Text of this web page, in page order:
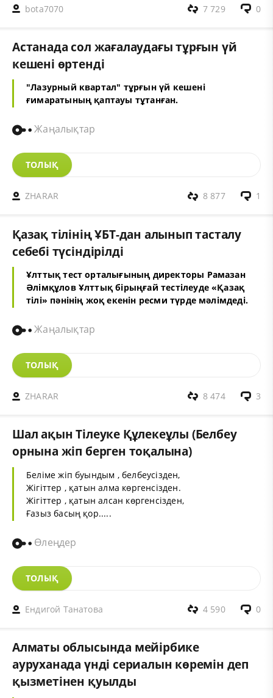
bota7070 0
7 729
Астанада сол жағалаудағы тұрғын үй
кешені өртенді
"Лазурный квартал" тұрғын үй кешені
ғимаратының қаптауы тұтанған.
Жаңалықтар
ТОЛЫҚ
ZHARAR 1
8 877
Қазақ тілінің ҰБТ-дан алынып тасталу
себебі түсіндірілді
Ұлттық тест орталығының директоры Рамазан
Әлімқұлов Ұлттық бірыңғай тестілеуде «Қазақ
тілі» пәнінің жоқ екенін ресми түрде мәлімдеді.
Жаңалықтар
ТОЛЫҚ
ZHARAR 3
8 474
Шал ақын Тілеуке Құлекеұлы (Белбеу
орнына жіп берген тоқалына)
Беліме жіп буындым , белбеусізден,
Жігіттер , қатын алма көргенсізден.
Жігіттер , қатын алсан көргенсізден,
Ғазыз басың қор.....
Өлеңдер
ТОЛЫҚ
Ендигой Танатова 0
4 590
Алматы облысында мейірбике
ауруханада үнді сериалын көремін деп
қызметінен қуылды